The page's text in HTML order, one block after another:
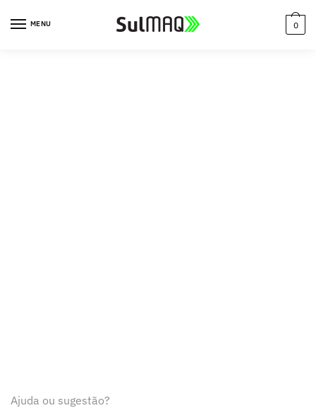
MENU 0
Ajuda ou sugestão?